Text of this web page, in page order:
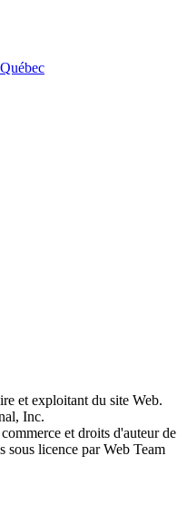
et exploitant du site Web.
Inc.
et droits d'auteur de
licence par Web Team